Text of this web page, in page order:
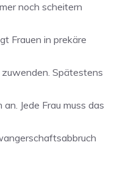
noch scheitern
Frauen in prekäre
Spätestens
Jede Frau muss das